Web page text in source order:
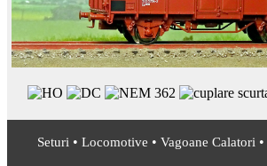
Seturi • Locomotive • Vagoane Calatori •